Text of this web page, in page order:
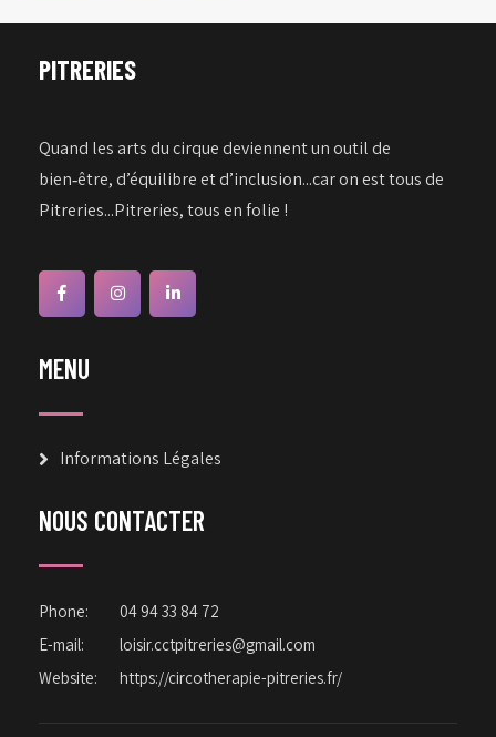
PITRERIES
Quand les arts du cirque deviennent un outil de
bien‑être, d’équilibre et d’inclusion...car on est tous de
Pitreries...Pitreries, tous en folie !
MENU
Informations Légales
NOUS CONTACTER
Phone:
04 94 33 84 72
E-mail:
loisir.cctpitreries@gmail.com
Website:
https://circotherapie-pitreries.fr/